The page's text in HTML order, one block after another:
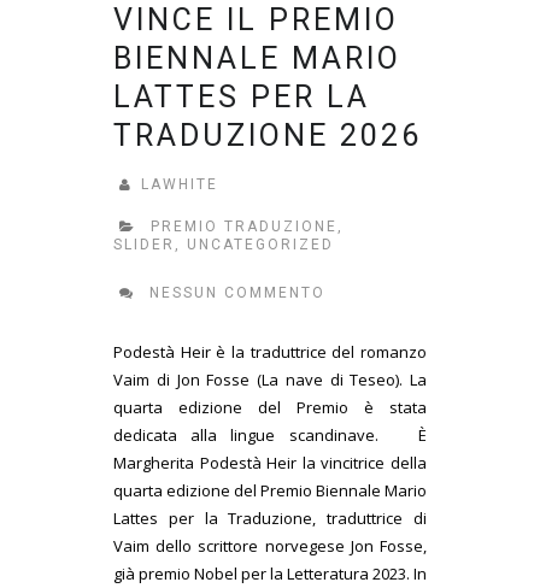
VINCE IL PREMIO
BIENNALE MARIO
LATTES PER LA
TRADUZIONE 2026
LAWHITE
PREMIO TRADUZIONE
SLIDER
UNCATEGORIZED
NESSUN COMMENTO
Podestà Heir è la traduttrice del romanzo
Vaim di Jon Fosse (La nave di Teseo). La
quarta edizione del Premio è stata
dedicata alla lingue scandinave. È
Margherita Podestà Heir la vincitrice della
quarta edizione del Premio Biennale Mario
Lattes per la Traduzione, traduttrice di
Vaim dello scrittore norvegese Jon Fosse,
già premio Nobel per la Letteratura 2023. In